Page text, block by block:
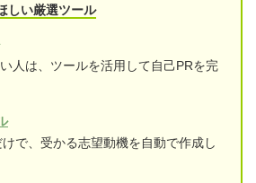
しい厳選ツール
人は、ツールを活用して自己PRを完
で、受かる志望動機を自動で作成し